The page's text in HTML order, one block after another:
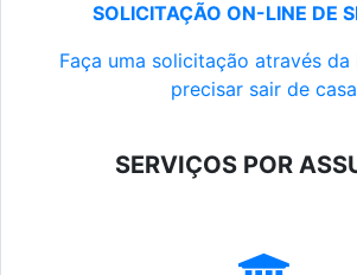
SOLICITAÇÃO ON-LINE DE
Faça uma solicitação através da
precisar sair de
SERVIÇOS POR